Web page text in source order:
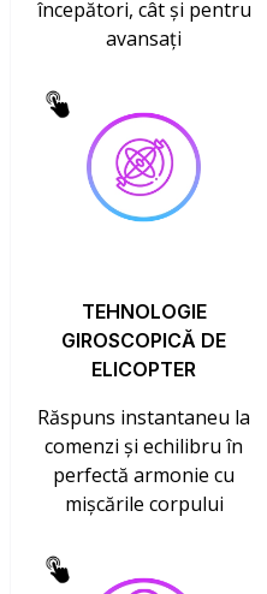
începători, cât și pentru
avansați
TEHNOLOGIE
GIROSCOPICĂ DE
ELICOPTER
Răspuns instantaneu la
comenzi și echilibru în
perfectă armonie cu
mișcările corpului